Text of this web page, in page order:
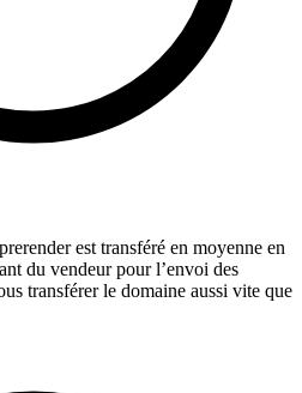
est transféré en moyenne en
du vendeur pour l’envoi des
transférer le domaine aussi vite que